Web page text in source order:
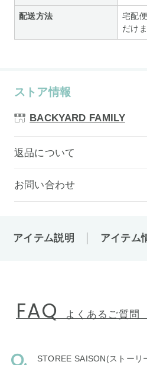
配送方法
宅配
だけ
ストア情報
BACKYARD FAMILY
返品について
お問い合わせ
アイテム説明 アイテム
FAQ よくあるご質問
STOREE SAISON(ストーリ